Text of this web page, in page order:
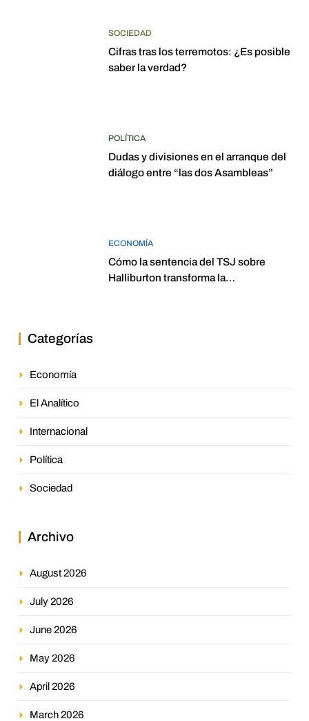
SOCIEDAD
Cifras tras los terremotos: ¿Es posible
saber la verdad?
POLÍTICA
Dudas y divisiones en el arranque del
diálogo entre “las dos Asambleas”
ECONOMÍA
Cómo la sentencia del TSJ sobre
Halliburton transforma la
Categorías
Economía
El Analítico
Internacional
Política
Sociedad
Archivo
August 2026
July 2026
June 2026
May 2026
April 2026
March 2026